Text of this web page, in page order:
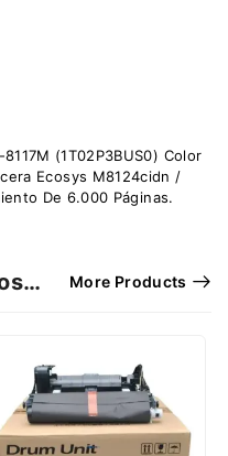
(1T02P3BUS0) Color
Ecosys M8124cidn /
De 6.000 Páginas.
More Products